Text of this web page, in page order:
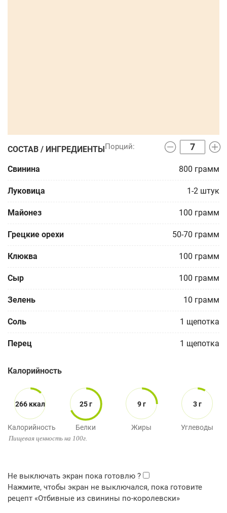
СОСТАВ / ИНГРЕДИЕНТЫ
Свинина 800 грамм
Луковица 1-2 штук
Майонез 100 грамм
Грецкие орехи 50-70 грамм
Клюква 100 грамм
Сыр 100 грамм
Зелень 10 грамм
Соль 1 щепотка
Перец 1 щепотка
Калорийность
266 ккал
Калорийность
25 г
Белки
9 г
Жиры
3 г
Углеводы
Пищевая ценность на 100г.